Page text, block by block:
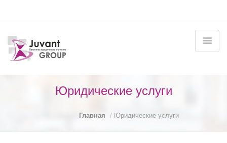
Юридические услуги
Главная Юридические услуги